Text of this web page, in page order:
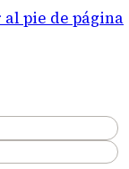
al pie de página